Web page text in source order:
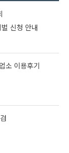
신청 안내
소 이용후기